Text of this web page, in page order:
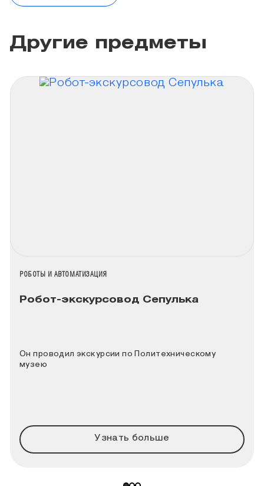
Другие предметы
НАЗВАНИЕ КОЛЛЕКЦИИ
РОБОТЫ И АВТОМАТИЗАЦИЯ
Робот-экскурсовод Сепулька
Он проводил экскурсии по Политехническому
музею
Узнать больше